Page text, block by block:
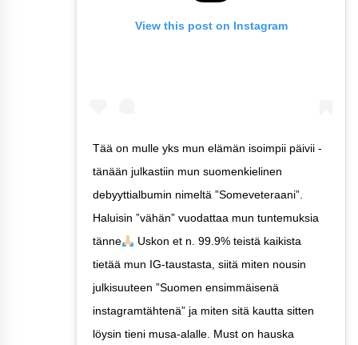
View this post on Instagram
Tää on mulle yks mun elämän isoimpii päivii -
tänään julkastiin mun suomenkielinen
debyyttialbumin nimeltä ”Someveteraani”.
Haluisin ”vähän” vuodattaa mun tuntemuksia
tänne
Uskon et n. 99.9% teistä kaikista
tietää mun IG-taustasta, siitä miten nousin
julkisuuteen ”Suomen ensimmäisenä
instagramtähtenä” ja miten sitä kautta sitten
löysin tieni musa-alalle. Must on hauska